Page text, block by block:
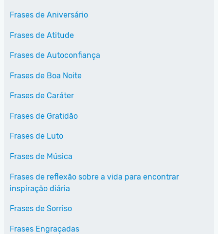
Frases de Aniversário
Frases de Atitude
Frases de Autoconfiança
Frases de Boa Noite
Frases de Caráter
Frases de Gratidão
Frases de Luto
Frases de Música
Frases de reflexão sobre a vida para encontrar
inspiração diária
Frases de Sorriso
Frases Engraçadas